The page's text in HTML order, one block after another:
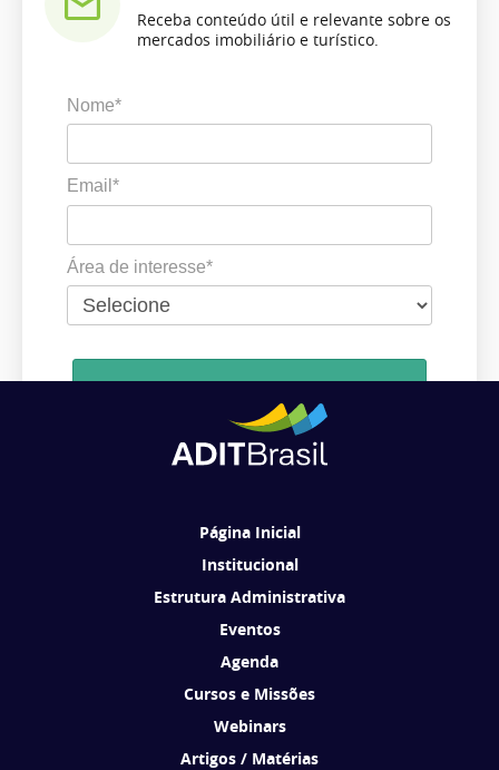
Receba conteúdo útil e relevante sobre os
mercados imobiliário e turístico.
Nome*
Email*
Área de interesse*
Ao se cadastrar, você concorda em receber comunicações da ADIT
Página Inicial
Institucional
Estrutura Administrativa
Eventos
Agenda
Cursos e Missões
Webinars
Artigos / Matérias